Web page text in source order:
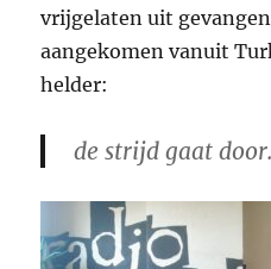
vrijgelaten uit
aangekomen vanuit
helder:
de strijd gaat door.